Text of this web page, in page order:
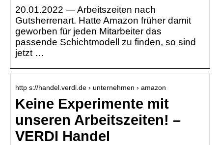
20.01.2022 — Arbeitszeiten nach
Gutsherrenart. Hatte Amazon früher damit
geworben für jeden Mitarbeiter das
passende Schichtmodell zu finden, so sind
jetzt …
http s://handel.verdi.de › unternehmen › amazon
Keine Experimente mit
unseren Arbeitszeiten! –
VERDI Handel